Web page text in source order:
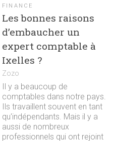
FINANCE
Les bonnes raisons
d’embaucher un
expert comptable à
Ixelles ?
Zozo
Il y a beaucoup de
comptables dans notre pays.
Ils travaillent souvent en tant
qu'indépendants. Mais il y a
aussi de nombreux
professionnels qui ont rejoint